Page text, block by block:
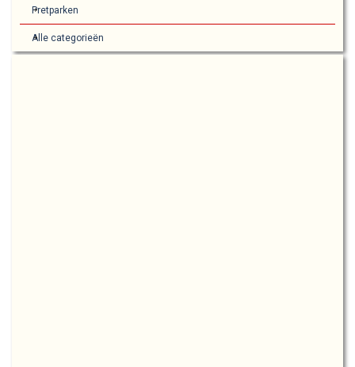
Pretparken
Alle categorieën